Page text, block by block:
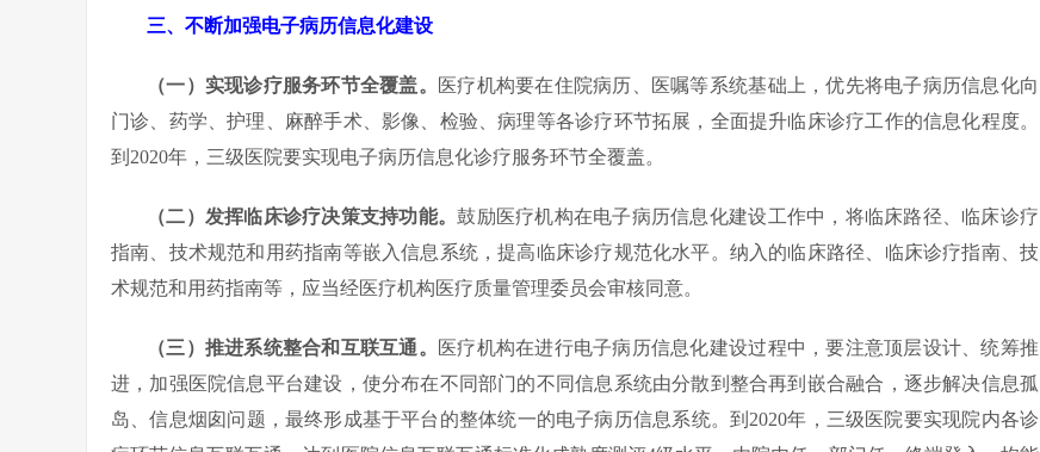
三、不断加强电子病历信息化建设
（一）实现诊疗服务环节全覆盖。
医疗机构要在住院病历、医嘱等系统基础上，优先将电子病历信息化向
门诊、药学、护理、麻醉手术、影像、检验、病理等各诊疗环节拓展，全面提升临床诊疗工作的信息化程度。
到2020年，三级医院要实现电子病历信息化诊疗服务环节全覆盖。
（二）发挥临床诊疗决策支持功能。鼓励医疗机构在电子病历信息化建设工作中，将临床路径、临床诊疗
指南、技术规范和用药指南等嵌入信息系统，提高临床诊疗规范化水平。纳入的临床路径、临床诊疗指南、技
术规范和用药指南等，应当经医疗机构医疗质量管理委员会审核同意。
（三）推进系统整合和互联互通。
医疗机构在进行电子病历信息化建设过程中，要注意顶层设计、统筹推
进，加强医院信息平台建设，使分布在不同部门的不同信息系统由分散到整合再到嵌合融合，逐步解决信息孤
岛、信息烟囱问题，最终形成基于平台的整体统一的电子病历信息系统。到2020年，三级医院要实现院内各诊